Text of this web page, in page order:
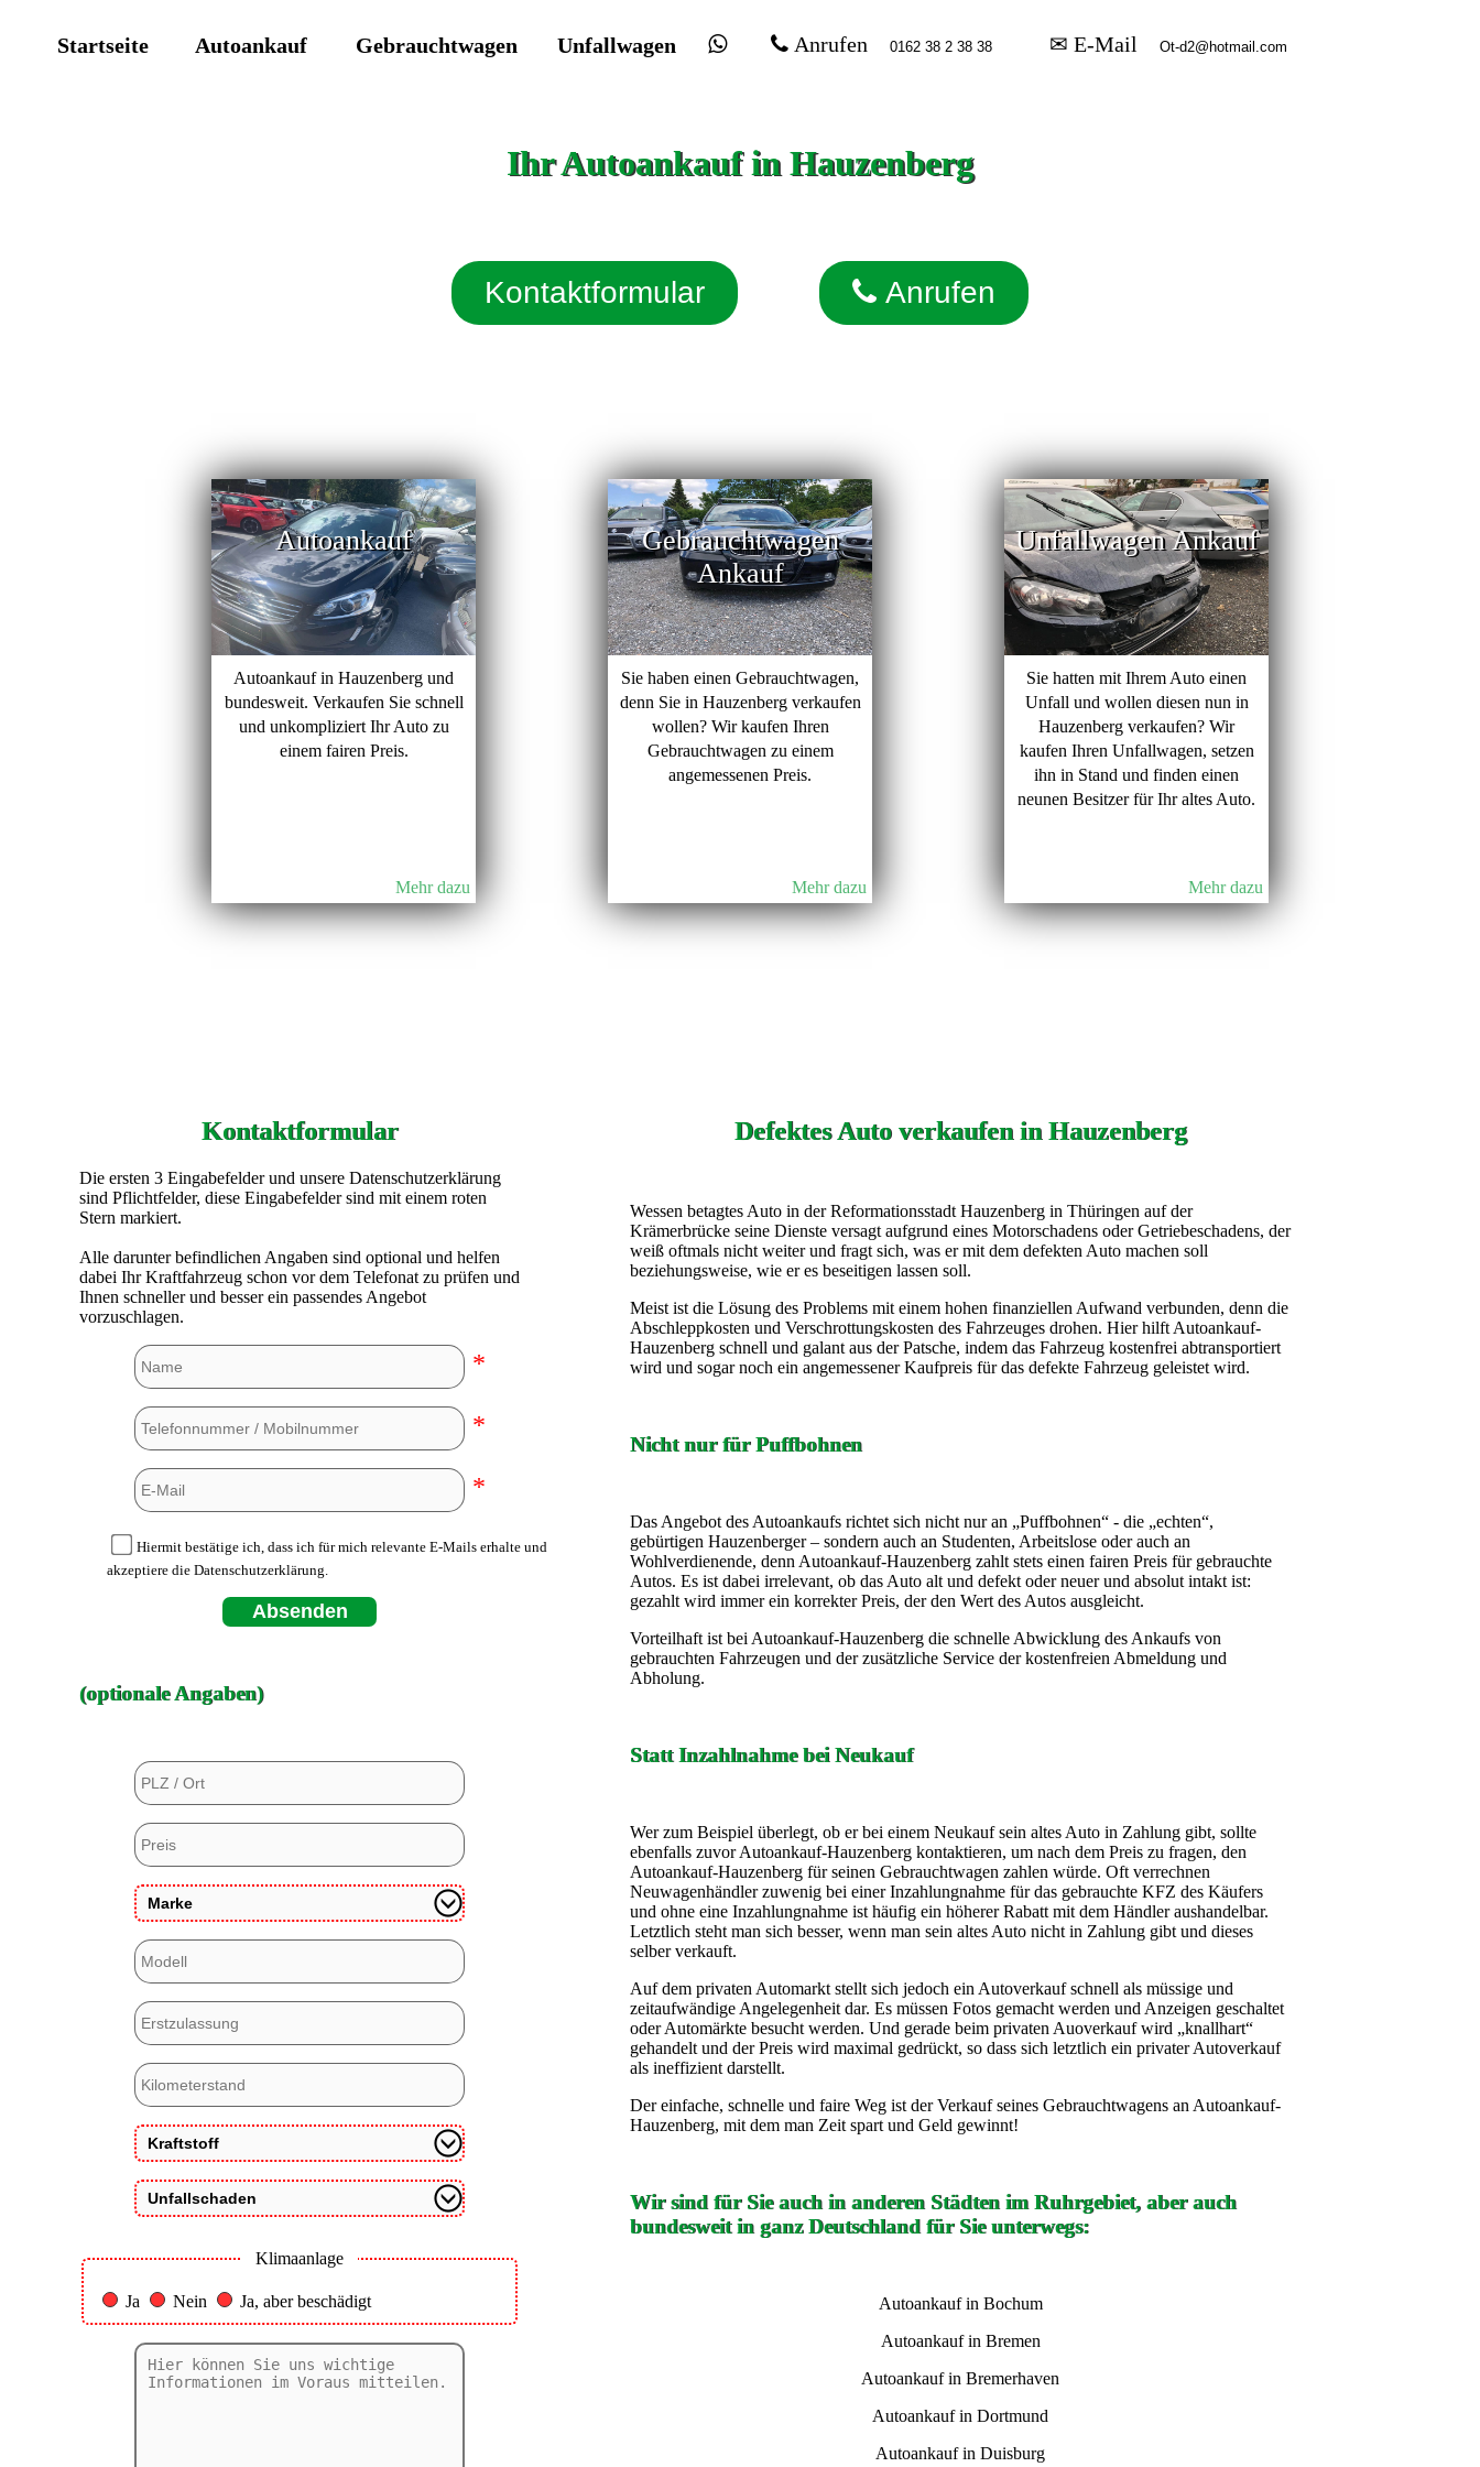
Startseite Autoankauf Gebrauchtwagen Unfallwagen Anrufen ✉ E-Mail
Ihr Autoankauf in Hauzenberg
Kontaktformular Anrufen
Autoankauf
Autoankauf in Hauzenberg und
bundesweit. Verkaufen Sie schnell
und unkompliziert Ihr Auto zu
einem fairen Preis.
Mehr dazu
Gebrauchtwagen
Ankauf
Sie haben einen Gebrauchtwagen,
denn Sie in Hauzenberg verkaufen
wollen? Wir kaufen Ihren
Gebrauchtwagen zu einem
angemessenen Preis.
Mehr dazu
Unfallwagen Ankauf
Sie hatten mit Ihrem Auto einen
Unfall und wollen diesen nun in
Hauzenberg verkaufen? Wir
kaufen Ihren Unfallwagen, setzen
ihn in Stand und finden einen
neunen Besitzer für Ihr altes Auto.
Mehr dazu
Kontaktformular
Die ersten 3 Eingabefelder und unsere Datenschutzerklärung
sind Pflichtfelder, diese Eingabefelder sind mit einem roten
Stern markiert.
Alle darunter befindlichen Angaben sind optional und helfen
dabei Ihr Kraftfahrzeug schon vor dem Telefonat zu prüfen und
Ihnen schneller und besser ein passendes Angebot
vorzuschlagen.
*
*
*
Hiermit bestätige ich, dass ich für mich relevante E-Mails erhalte und
akzeptiere die Datenschutzerklärung.
Absenden
(optionale Angaben)
Klimaanlage
Ja Nein Ja, aber beschädigt
Defektes Auto verkaufen in Hauzenberg
Wessen betagtes Auto in der Reformationsstadt Hauzenberg in Thüringen auf der
Krämerbrücke seine Dienste versagt aufgrund eines Motorschadens oder Getriebeschadens, der
weiß oftmals nicht weiter und fragt sich, was er mit dem defekten Auto machen soll
beziehungsweise, wie er es beseitigen lassen soll.
Meist ist die Lösung des Problems mit einem hohen finanziellen Aufwand verbunden, denn die
Abschleppkosten und Verschrottungskosten des Fahrzeuges drohen. Hier hilft Autoankauf-
Hauzenberg schnell und galant aus der Patsche, indem das Fahrzeug kostenfrei abtransportiert
wird und sogar noch ein angemessener Kaufpreis für das defekte Fahrzeug geleistet wird.
Nicht nur für Puffbohnen
Das Angebot des Autoankaufs richtet sich nicht nur an „Puffbohnen“ - die „echten“,
gebürtigen Hauzenberger – sondern auch an Studenten, Arbeitslose oder auch an
Wohlverdienende, denn Autoankauf-Hauzenberg zahlt stets einen fairen Preis für gebrauchte
Autos. Es ist dabei irrelevant, ob das Auto alt und defekt oder neuer und absolut intakt ist:
gezahlt wird immer ein korrekter Preis, der den Wert des Autos ausgleicht.
Vorteilhaft ist bei Autoankauf-Hauzenberg die schnelle Abwicklung des Ankaufs von
gebrauchten Fahrzeugen und der zusätzliche Service der kostenfreien Abmeldung und
Abholung.
Statt Inzahlnahme bei Neukauf
Wer zum Beispiel überlegt, ob er bei einem Neukauf sein altes Auto in Zahlung gibt, sollte
ebenfalls zuvor Autoankauf-Hauzenberg kontaktieren, um nach dem Preis zu fragen, den
Autoankauf-Hauzenberg für seinen Gebrauchtwagen zahlen würde. Oft verrechnen
Neuwagenhändler zuwenig bei einer Inzahlungnahme für das gebrauchte KFZ des Käufers
und ohne eine Inzahlungnahme ist häufig ein höherer Rabatt mit dem Händler aushandelbar.
Letztlich steht man sich besser, wenn man sein altes Auto nicht in Zahlung gibt und dieses
selber verkauft.
Auf dem privaten Automarkt stellt sich jedoch ein Autoverkauf schnell als müssige und
zeitaufwändige Angelegenheit dar. Es müssen Fotos gemacht werden und Anzeigen geschaltet
oder Automärkte besucht werden. Und gerade beim privaten Auoverkauf wird „knallhart“
gehandelt und der Preis wird maximal gedrückt, so dass sich letztlich ein privater Autoverkauf
als ineffizient darstellt.
Der einfache, schnelle und faire Weg ist der Verkauf seines Gebrauchtwagens an Autoankauf-
Hauzenberg, mit dem man Zeit spart und Geld gewinnt!
Wir sind für Sie auch in anderen Städten im Ruhrgebiet, aber auch
bundesweit in ganz Deutschland für Sie unterwegs:
Autoankauf in Bochum
Autoankauf in Bremen
Autoankauf in Bremerhaven
Autoankauf in Dortmund
Autoankauf in Duisburg